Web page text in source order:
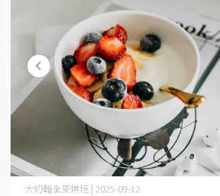
大約翰全麥烘焙 | 2025-09-12